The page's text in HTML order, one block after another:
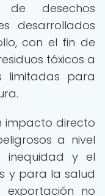
desechos
desarrollados
con el fin de
tóxicos a
limitadas para
impacto directo
a nivel
y el
y para la salud
no